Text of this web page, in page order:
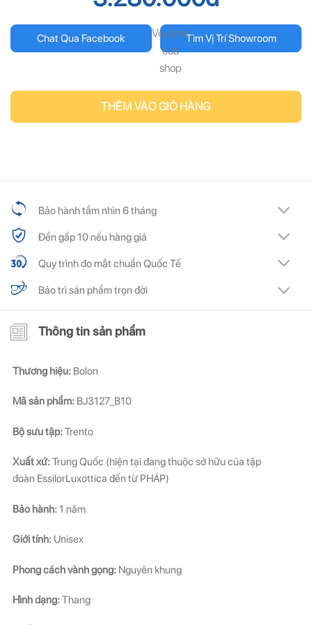
Chat Qua Facebook Tìm Vị Trí Showroom
Voucher
của
shop
THÊM VÀO GIỎ HÀNG
Bảo hành tầm nhìn 6 tháng
Đền gấp 10 nếu hàng giả
Quy trình đo mắt chuẩn Quốc Tế
Bảo trì sản phẩm trọn đời
Thông tin sản phẩm
Thương hiệu: Bolon
Mã sản phẩm: BJ3127_B10
Bộ sưu tập:Trento
Xuất xứ:Trung Quốc (hiện tại đang thuộc sở hữu của tập
đoàn EssilorLuxottica đến từ PHÁP)
Bảo hành:1 năm
Giới tính: Unisex
Phong cách vành gọng: Nguyên khung
Hình dạng:Thang